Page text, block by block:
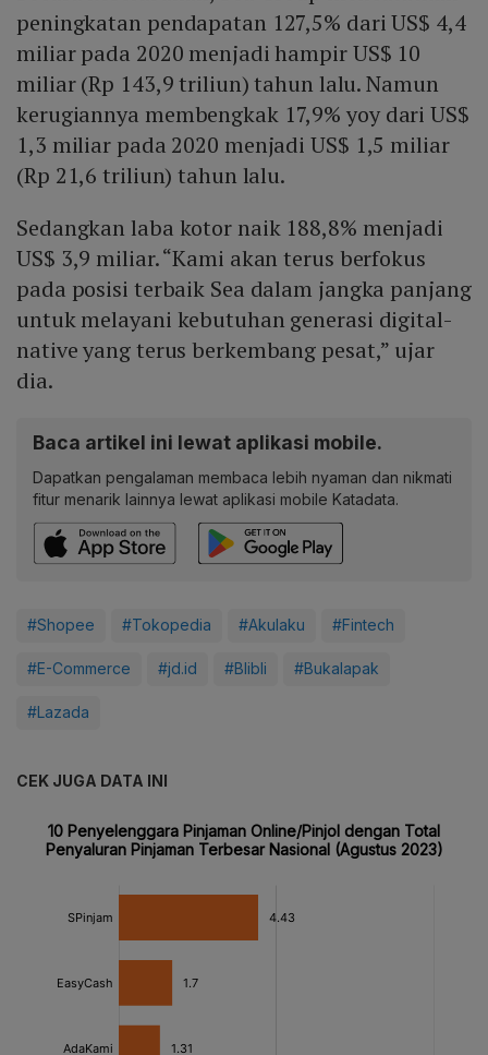
peningkatan pendapatan 127,5% dari US$ 4,4
miliar pada 2020 menjadi hampir US$ 10
miliar (Rp 143,9 triliun) tahun lalu. Namun
kerugiannya membengkak 17,9% yoy dari US$
1,3 miliar pada 2020 menjadi US$ 1,5 miliar
(Rp 21,6 triliun) tahun lalu.
Sedangkan laba kotor naik 188,8% menjadi
US$ 3,9 miliar. “Kami akan terus berfokus
pada posisi terbaik Sea dalam jangka panjang
untuk melayani kebutuhan generasi digital-
native yang terus berkembang pesat,” ujar
dia.
Baca artikel ini lewat aplikasi mobile.
Dapatkan pengalaman membaca lebih nyaman dan nikmati
fitur menarik lainnya lewat aplikasi mobile Katadata.
#Shopee #Tokopedia #Akulaku #Fintech
#E-Commerce #jd.id #Blibli #Bukalapak
#Lazada
CEK JUGA DATA INI